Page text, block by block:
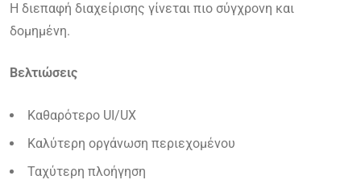
Η διεπαφή διαχείρισης γίνεται πιο σύγχρονη και
δομημένη.
Βελτιώσεις
Καθαρότερο UI/UX
Καλύτερη οργάνωση περιεχομένου
Ταχύτερη πλοήγηση